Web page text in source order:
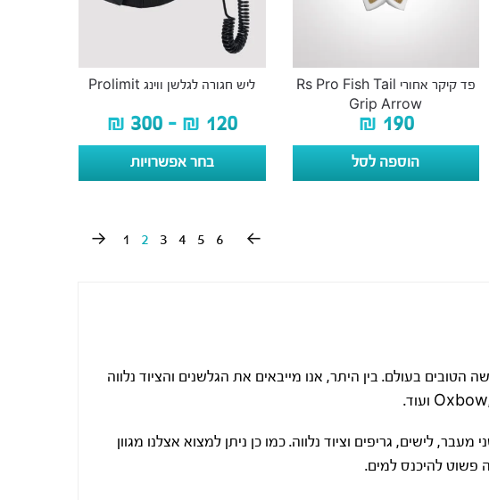
פד קיקר אחורי Rs Pro Fish Tail
Grip Arrow
₪ 190
הוספה לסל
ליש חגורה לגלשן ווינג Prolimit
₪ 120
–
₪ 300
בחר אפשרויות
→ 1 2 3 4 5 6 ←
הטובים בעולם. בין היתר, אנו מייבאים את הגלשנים והציוד נלווה
לישים, גריפים וציוד נלווה. כמו כן ניתן למצוא אצלנו מגוון
פשוט להיכנס למים.